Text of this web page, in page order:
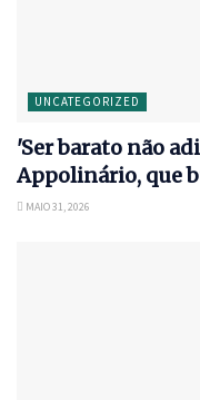
UNCATEGORIZED
'Ser barato não
Appolinário, que
MAIO 31, 2026